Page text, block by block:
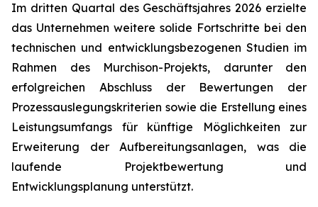
Im dritten Quartal des Geschäftsjahres 2026 erzielte
das Unternehmen weitere solide Fortschritte bei den
technischen und entwicklungsbezogenen Studien im
Rahmen des Murchison-Projekts, darunter den
erfolgreichen Abschluss der Bewertungen der
Prozessauslegungskriterien sowie die Erstellung eines
Leistungsumfangs für künftige Möglichkeiten zur
Erweiterung der Aufbereitungsanlagen, was die
laufende Projektbewertung und
Entwicklungsplanung unterstützt.